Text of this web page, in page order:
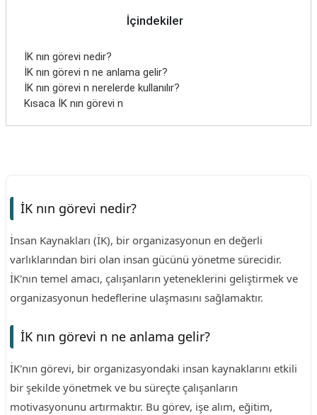
İçindekiler
İK nın görevi nedir?
İK nın görevi n ne anlama gelir?
İK nın görevi n nerelerde kullanılır?
Kısaca İK nın görevi n
İK nın görevi nedir?
İnsan Kaynakları (İK), bir organizasyonun en değerli
varlıklarından biri olan insan gücünü yönetme sürecidir.
İK'nın temel amacı, çalışanların yeteneklerini geliştirmek ve
organizasyonun hedeflerine ulaşmasını sağlamaktır.
İK nın görevi n ne anlama gelir?
İK'nın görevi, bir organizasyondaki insan kaynaklarını etkili
bir şekilde yönetmek ve bu süreçte çalışanların
motivasyonunu artırmaktır. Bu görev, işe alım, eğitim,